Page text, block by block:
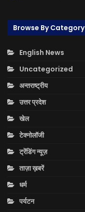
Browse By Category
English News
Uncategorized
अन्तराष्ट्रीय
उत्तर प्रदेश
खेल
टेक्नोलॉजी
ट्रेंडिंग न्यूज़
ताज़ा ख़बरें
धर्म
पर्यटन